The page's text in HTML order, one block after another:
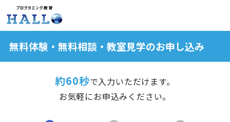
無料体験・無料相談・教室見学のお申し込み
約60秒で入力いただけます。
お気軽にお申込みください。